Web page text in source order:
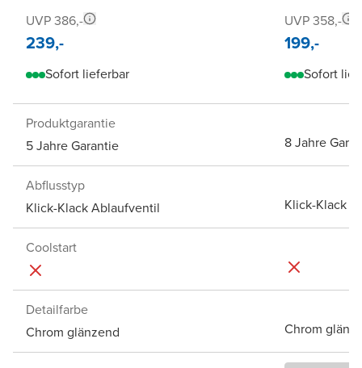
UVP 386,-
239,-
Sofort lieferbar
UVP 358,-
199,-
Sofort
Produktgarantie
5 Jahre Garantie
8 Jahre
Abflusstyp
Klick-Klack Ablaufventil
Klick-Klack
Coolstart
Detailfarbe
Chrom glänzend
Chrom